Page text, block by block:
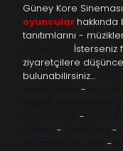
Güney Kore
oyuncular
tanıtımlarını -
İsterseniz
ziyaretçilere
bulunabilirsiniz…
-
-
- -
-